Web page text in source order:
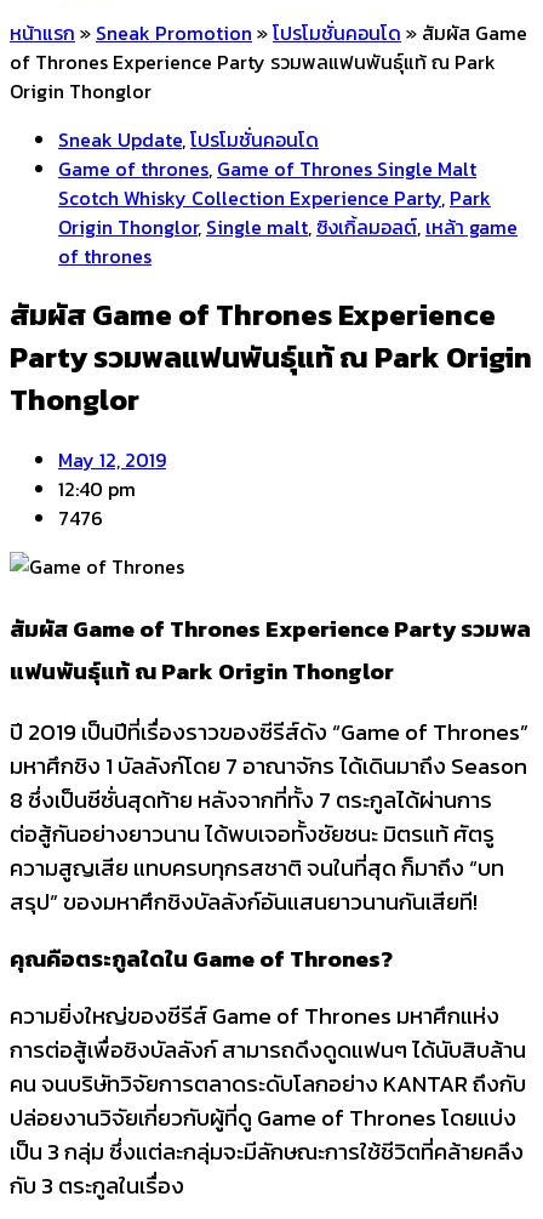
หน้าแรก » Sneak Promotion »โปรโมชั่นคอนโด » สัมผัส Game
of Thrones Experience Party รวมพลแฟนพันธุ์แท้ ณ Park
Origin Thonglor
Sneak Update,โปรโมชั่นคอนโด
Game of thrones, Game of Thrones Single Malt
Scotch Whisky Collection Experience Party, Park
Origin Thonglor, Single malt, ซิงเกิ้ลมอลต์, เหล้า game
of thrones
สัมผัส Game of Thrones Experience
Party รวมพลแฟนพันธุ์แท้ ณ Park Origin
Thonglor
May 12, 2019
12:40 pm
7476
สัมผัส Game of Thrones Experience Party รวมพล
แฟนพันธุ์แท้ ณ Park Origin Thonglor
ปี 2019 เป็นปีที่เรื่องราวของซีรีส์ดัง “Game of Thrones”
มหาศึกชิง 1 บัลลังก์โดย 7 อาณาจักร ได้เดินมาถึง Season
8 ซึ่งเป็นซีซั่นสุดท้าย หลังจากที่ทั้ง 7 ตระกูลได้ผ่านการ
ต่อสู้กันอย่างยาวนาน ได้พบเจอทั้งชัยชนะ มิตรแท้ ศัตรู
ความสูญเสีย แทบครบทุกรสชาติ จนในที่สุด ก็มาถึง “บท
สรุป” ของมหาศึกชิงบัลลังก์อันแสนยาวนานกันเสียที!
คุณคือตระกูลใดใน Game of Thrones?
ความยิ่งใหญ่ของซีรีส์ Game of Thrones มหาศึกแห่ง
การต่อสู้เพื่อชิงบัลลังก์ สามารถดึงดูดแฟนๆ ได้นับสิบล้าน
คน จนบริษัทวิจัยการตลาดระดับโลกอย่าง KANTAR ถึงกับ
ปล่อยงานวิจัยเกี่ยวกับผู้ที่ดู Game of Thrones โดยแบ่ง
เป็น 3 กลุ่ม ซึ่งแต่ละกลุ่มจะมีลักษณะการใช้ชีวิตที่คล้ายคลึง
กับ 3 ตระกูลในเรื่อง